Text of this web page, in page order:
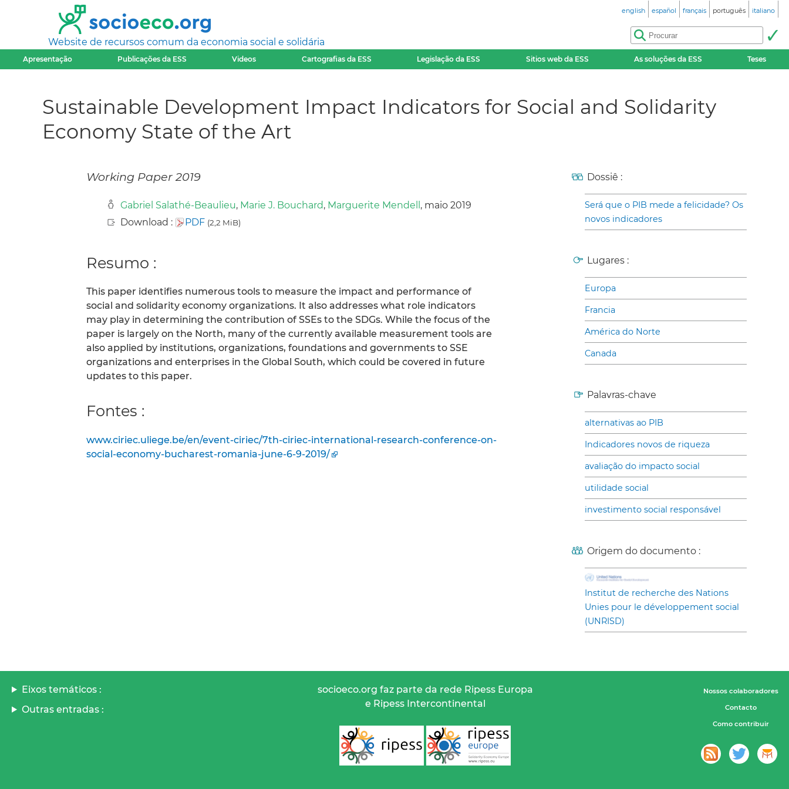
Website de recursos comum da economia social e solidária
english español français português italiano
Apresentação Publicações da ESS Videos Cartografias da ESS Legislação da ESS Sitios web da ESS As soluções da ESS Teses
Sustainable Development Impact Indicators for Social and Solidarity
Economy State of the Art
Working Paper 2019
Gabriel Salathé-Beaulieu, Marie J. Bouchard, Marguerite Mendell , maio 2019
Download :
PDF (2,2 MiB)
Resumo :
This paper identifies numerous tools to measure the impact and performance of
social and solidarity economy organizations. It also addresses what role indicators
may play in determining the contribution of SSEs to the SDGs. While the focus of the
paper is largely on the North, many of the currently available measurement tools are
also applied by institutions, organizations, foundations and governments to SSE
organizations and enterprises in the Global South, which could be covered in future
updates to this paper.
Fontes :
www.ciriec.uliege.be/en/event-ciriec/7th-ciriec-international-research-conference-on-
social-economy-bucharest-romania-june-6-9-2019/
Dossiê :
Será que o PIB mede a felicidade? Os
novos indicadores
Lugares :
Europa
Francia
América do Norte
Canada
Palavras-chave
alternativas ao PIB
Indicadores novos de riqueza
avaliação do impacto social
utilidade social
investimento social responsável
Origem do documento :
Institut de recherche des Nations
Unies pour le développement social
(UNRISD)
Eixos temáticos :
Outras entradas :
socioeco.org faz parte da rede Ripess Europa
e Ripess Intercontinental
Nossos colaboradores
Contacto
Como contribuir